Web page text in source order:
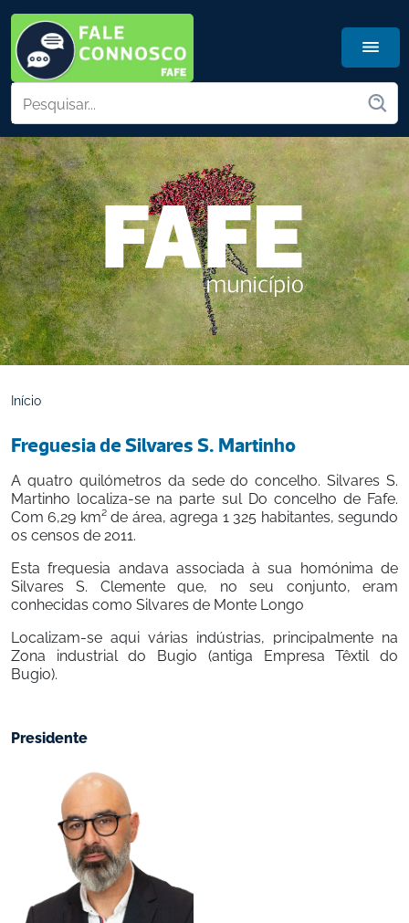
Início
Freguesia de Silvares S. Martinho
A quatro quilómetros da sede do concelho. Silvares S.
Martinho localiza-se na parte sul Do concelho de Fafe.
Com 6,29 km² de área, agrega 1 325 habitantes, segundo
os censos de 2011.
Esta freguesia andava associada à sua homónima de
Silvares S. Clemente que, no seu conjunto, eram
conhecidas como Silvares de Monte Longo
Localizam-se aqui várias indústrias, principalmente na
Zona industrial do Bugio (antiga Empresa Têxtil do
Bugio).
Presidente